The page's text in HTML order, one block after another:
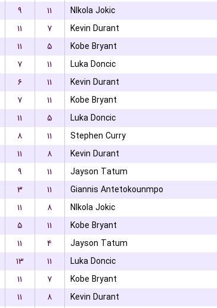
۹ ۱۱ NIkola Jokic
۱۱ ۷ Kevin Durant
۱۱ ۵ Kobe Bryant
۷ ۱۱ Luka Doncic
۶ ۱۱ Kevin Durant
۷ ۱۱ Kobe Bryant
۱۱ ۵ Luka Doncic
۸ ۱۱ Stephen Curry
۱۱ ۸ Kevin Durant
۹ ۱۱ Jayson Tatum
۳ ۱۱ Giannis Antetokounmpo
۱۱ ۸ NIkola Jokic
۵ ۱۱ Kobe Bryant
۱۱ ۴ Jayson Tatum
۱۳ ۱۱ Luka Doncic
۱۱ ۷ Kobe Bryant
۱۱ ۸ Kevin Durant